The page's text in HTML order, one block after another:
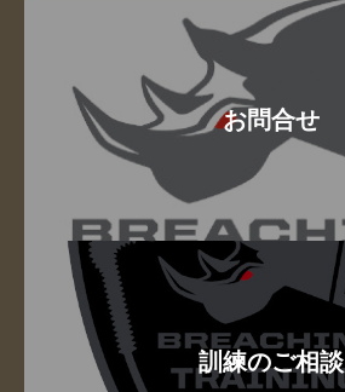
お問合せ
訓練のご相談